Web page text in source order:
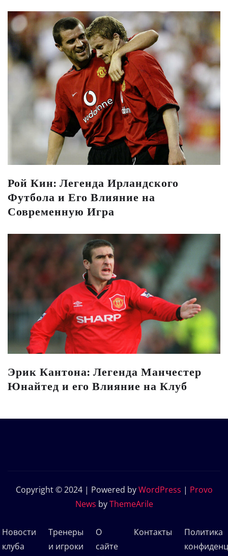
Рой Кин: Легенда Ирландского
Футбола и Его Влияние на
Современную Игра
Эрик Кантона: Легенда Манчестер
Юнайтед и его Влияние на Клуб
Copyright © 2024 | Powered byWordPress | Provo
News byThemeArile
Новости
клуба
Тренеры
и игроки
О
сайте
Контакты
Политика